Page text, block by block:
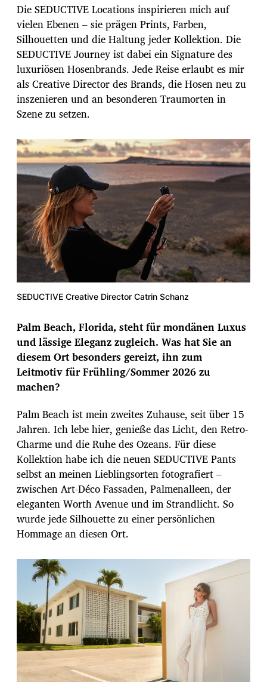
Die SEDUCTIVE Locations inspirieren mich auf
vielen Ebenen – sie prägen Prints, Farben,
Silhouetten und die Haltung jeder Kollektion. Die
SEDUCTIVE Journey ist dabei ein Signature des
luxuriösen Hosenbrands. Jede Reise erlaubt es mir
als Creative Director des Brands, die Hosen neu zu
inszenieren und an besonderen Traumorten in
Szene zu setzen.
SEDUCTIVE Creative Director Catrin Schanz
Palm Beach, Florida, steht für mondänen Luxus
und lässige Eleganz zugleich. Was hat Sie an
diesem Ort besonders gereizt, ihn zum
Leitmotiv für Frühling/Sommer 2026 zu
machen?
Palm Beach ist mein zweites Zuhause, seit über 15
Jahren. Ich lebe hier, genieße das Licht, den Retro-
Charme und die Ruhe des Ozeans. Für diese
Kollektion habe ich die neuen SEDUCTIVE Pants
selbst an meinen Lieblingsorten fotografiert –
zwischen Art-Déco Fassaden, Palmenalleen, der
eleganten Worth Avenue und im Strandlicht. So
wurde jede Silhouette zu einer persönlichen
Hommage an diesen Ort.